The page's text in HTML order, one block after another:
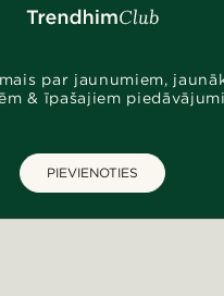
par jaunumiem,
& īpašajiem
PIEVIENOTIES